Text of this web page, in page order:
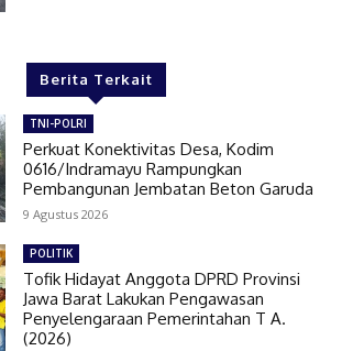
Berita Terkait
TNI-POLRI
Perkuat Konektivitas Desa, Kodim
0616/Indramayu Rampungkan
Pembangunan Jembatan Beton Garuda
9 Agustus 2026
POLITIK
Tofik Hidayat Anggota DPRD Provinsi
Jawa Barat Lakukan Pengawasan
Penyelengaraan Pemerintahan T A.
(2026)